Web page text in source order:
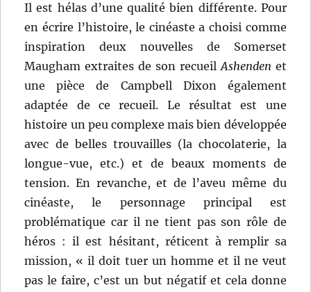
Il est hélas d’une qualité bien différente. Pour
en écrire l’histoire, le cinéaste a choisi comme
inspiration deux nouvelles de Somerset
Maugham extraites de son recueilAshenden et
une pièce de Campbell Dixon également
adaptée de ce recueil. Le résultat est une
histoire un peu complexe mais bien développée
avec de belles trouvailles (la chocolaterie, la
longue-vue, etc.) et de beaux moments de
tension. En revanche, et de l’aveu même du
cinéaste, le personnage principal est
problématique car il ne tient pas son rôle de
héros : il est hésitant, réticent à remplir sa
mission, « il doit tuer un homme et il ne veut
pas le faire, c’est un but négatif et cela donne